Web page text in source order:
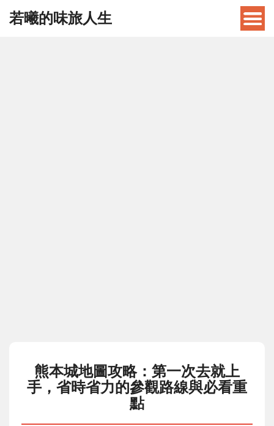
若曦的味旅人生
熊本城地圖攻略：第一次去就上
手，省時省力的參觀路線與必看重
點